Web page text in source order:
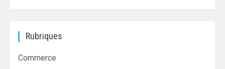
Rubriques
Commerce